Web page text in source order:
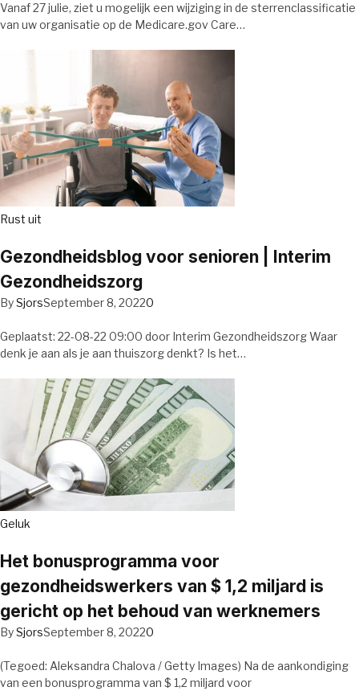
Vanaf 27 julie, ziet u mogelijk een wijziging in de sterrenclassificatie
van uw organisatie op de Medicare.gov Care…
Rust uit
Gezondheidsblog voor senioren | Interim
Gezondheidszorg
BySjorsSeptember 8, 20220
Geplaatst: 22-08-22 09:00 door Interim Gezondheidszorg Waar
denk je aan als je aan thuiszorg denkt? Is het…
Geluk
Het bonusprogramma voor
gezondheidswerkers van $ 1,2 miljard is
gericht op het behoud van werknemers
BySjorsSeptember 8, 20220
(Tegoed: Aleksandra Chalova / Getty Images) Na de aankondiging
van een bonusprogramma van $ 1,2 miljard voor